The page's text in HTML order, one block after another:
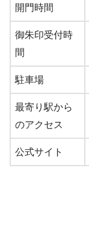
開門時間
御朱印受付時
間
駐車場
最寄り駅から
のアクセス
公式サイト